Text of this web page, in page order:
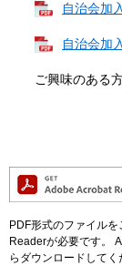
自治会加
自治会加
ご興味のある方
PDF形式のファイル
Readerが必要です。
らダウンロードしてく